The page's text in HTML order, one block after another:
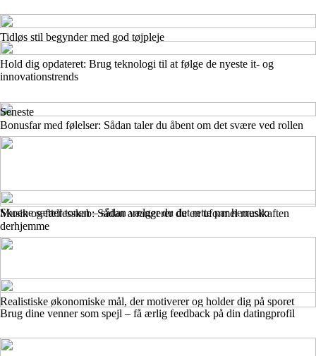
Hold dig opdateret: Brug teknologi til at følge de nyeste it- og
innovationstrends
Tidløs stil begynder med god tøjpleje
Bonusfar med følelser: Sådan taler du åbent om det svære ved rollen
Musik og fællesskab: Sådan arrangerer du en uformel musik­aften
derhjemme
Realistiske økonomiske mål, der motiverer og holder dig på sporet
Seneste
Skoene sætter tonen – sådan vælger du det rette par herresko
Brug dine venner som spejl – få ærlig feedback på din datingprofil